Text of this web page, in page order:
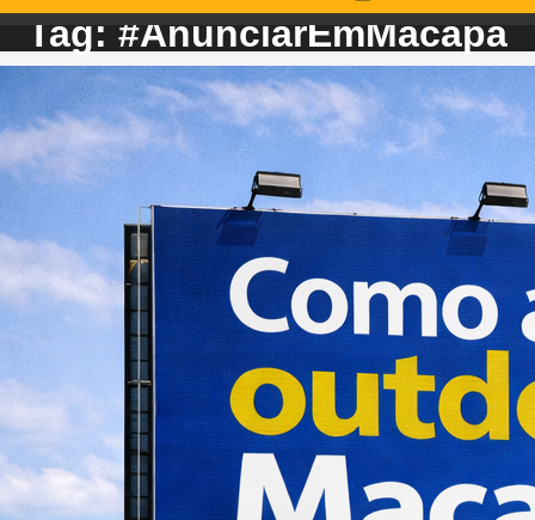
Tag: #AnunciarEmMacapa